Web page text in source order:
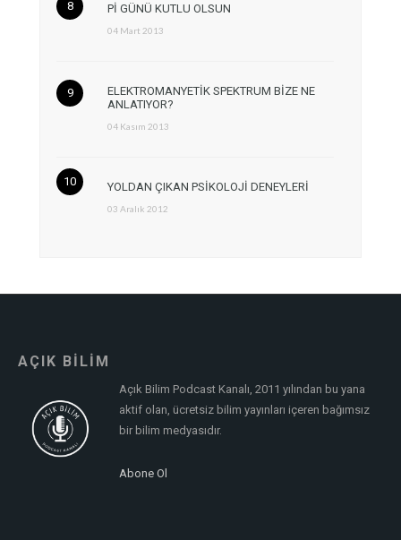
Pİ GÜNÜ KUTLU OLSUN
04 Mart 2013
ELEKTROMANYETİK SPEKTRUM BİZE NE
ANLATIYOR?
04 Kasım 2013
YOLDAN ÇIKAN PSİKOLOJİ DENEYLERİ
03 Aralık 2012
AÇIK BİLİM
Açık Bilim Podcast Kanalı, 2011 yılından bu yana
aktif olan, ücretsiz bilim yayınları içeren bağımsız
bir bilim medyasıdır.
Abone Ol